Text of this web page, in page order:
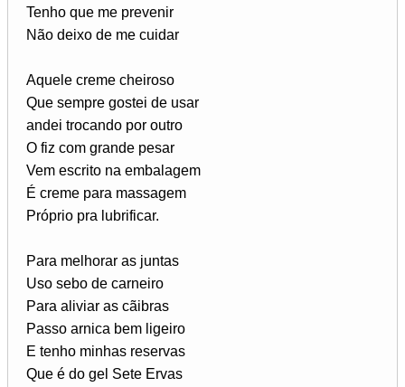
Tenho que me prevenir
Não deixo de me cuidar
Aquele creme cheiroso
Que sempre gostei de usar
andei trocando por outro
O fiz com grande pesar
Vem escrito na embalagem
É creme para massagem
Próprio pra lubrificar.
Para melhorar as juntas
Uso sebo de carneiro
Para aliviar as cãibras
Passo arnica bem ligeiro
E tenho minhas reservas
Que é do gel Sete Ervas